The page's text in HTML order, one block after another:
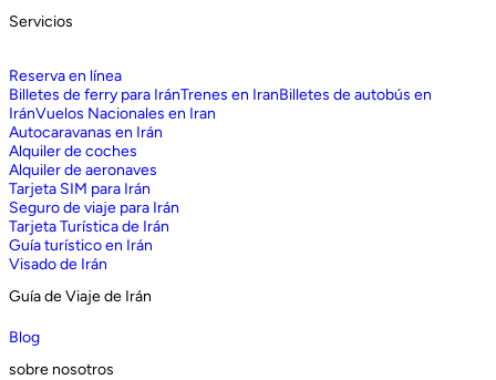
Servicios
Reserva en línea
Billetes de ferry para IránTrenes en IranBilletes de autobús en
IránVuelos Nacionales en Iran
Autocaravanas en Irán
Alquiler de coches
Alquiler de aeronaves
Tarjeta SIM para Irán
Seguro de viaje para Irán
Tarjeta Turística de Irán
Guía turístico en Irán
Visado de Irán
Guía de Viaje de Irán
Blog
sobre nosotros